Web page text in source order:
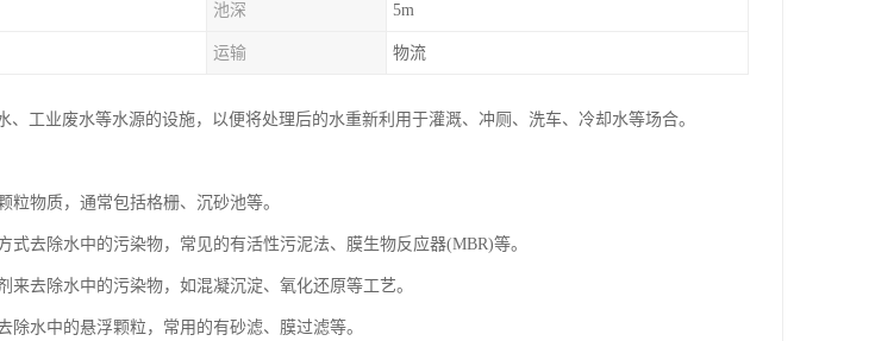
池深 5m
运输 物流
、工业废水等水源的设施，以便将处理后的水重新利用于灌溉、冲厕、洗车、冷却水等场合。
物质，通常包括格栅、沉砂池等。
去除水中的污染物，常见的有活性污泥法、膜生物反应器(MBR)等。
去除水中的污染物，如混凝沉淀、氧化还原等工艺。
水中的悬浮颗粒，常用的有砂滤、膜过滤等。